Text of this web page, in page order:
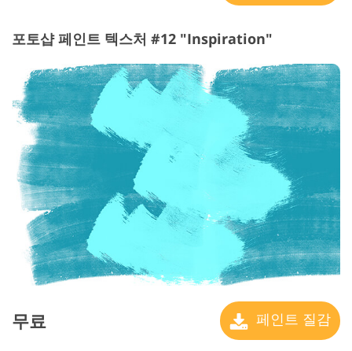
포토샵 페인트 텍스처 #12 "Inspiration"
무료 페인트 질감